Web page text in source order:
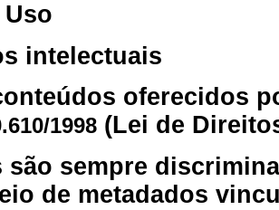
intelectuais
oferecidos
1998 (Lei de
são sempre
de metadados